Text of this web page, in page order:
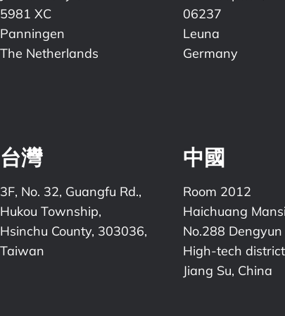
5981 XC
Panningen
The Netherlands
06237
Leuna
Germany
台灣
3F, No. 32, Guangfu Rd.,
Hukou Township,
Hsinchu County, 303036,
Taiwan
中國
Room 2012
Haichuang
No.288 Dengyun
High-tech
Jiang Su, China